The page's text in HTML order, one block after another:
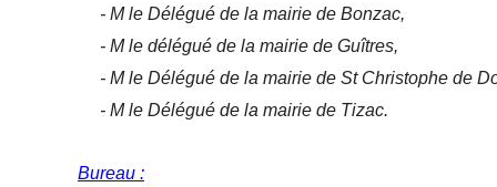
- M le Délégué de la mairie de Bonzac,
- M le délégué de la mairie de Guîtres,
- M le Délégué de la mairie de St Christophe de
- M le Délégué de la mairie de Tizac.
Bureau :